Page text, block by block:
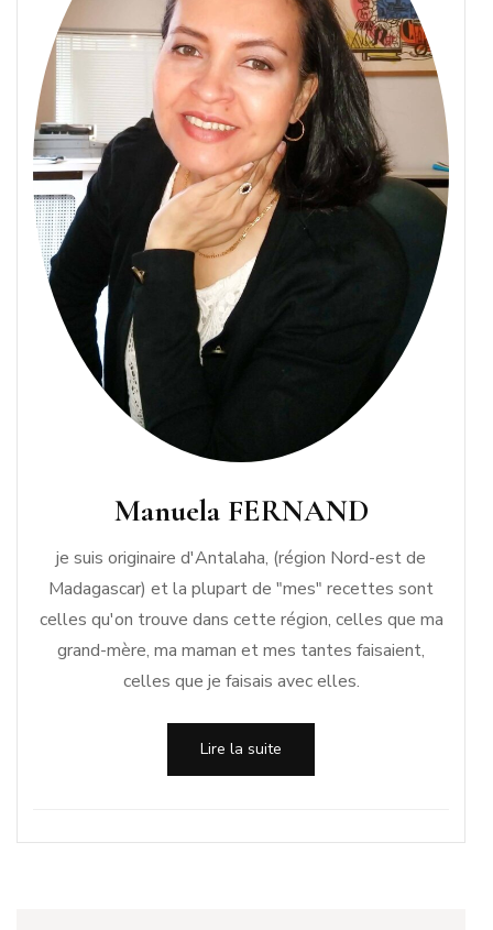
Manuela FERNAND
je suis originaire d'Antalaha, (région Nord-est de
Madagascar) et la plupart de "mes" recettes sont
celles qu'on trouve dans cette région, celles que ma
grand-mère, ma maman et mes tantes faisaient,
celles que je faisais avec elles.
Lire la suite